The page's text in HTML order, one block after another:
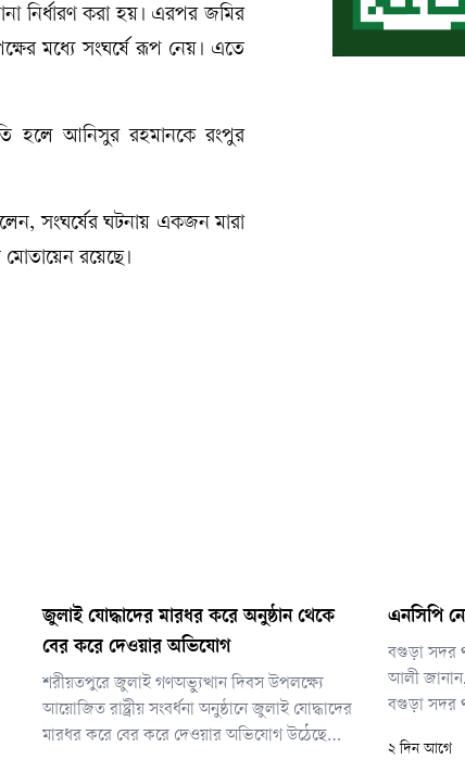
নির্ধারণ করা হয়। এরপর জমির
মধ্যে সংঘর্ষে রূপ নেয়। এতে
হলে আনিসুর রহমানকে রংপুর
সংঘর্ষের ঘটনায় একজন মারা
রয়েছে।
জুলাই যোদ্ধাদের মারধর করে অনুষ্ঠান থেকে
বের করে দেওয়ার অভিযোগ
শরীয়তপুরে জুলাই গণঅভ্যুত্থান দিবস উপলক্ষ্যে
আয়োজিত রাষ্ট্রীয় সংবর্ধনা অনুষ্ঠানে জুলাই যোদ্ধাদের
মারধর করে বের করে দেওয়ার অভিযোগ উঠেছে
এনসিপি
বগুড়া সদর
আলী জানান,
বগুড়া সদর
২ দিন আগে